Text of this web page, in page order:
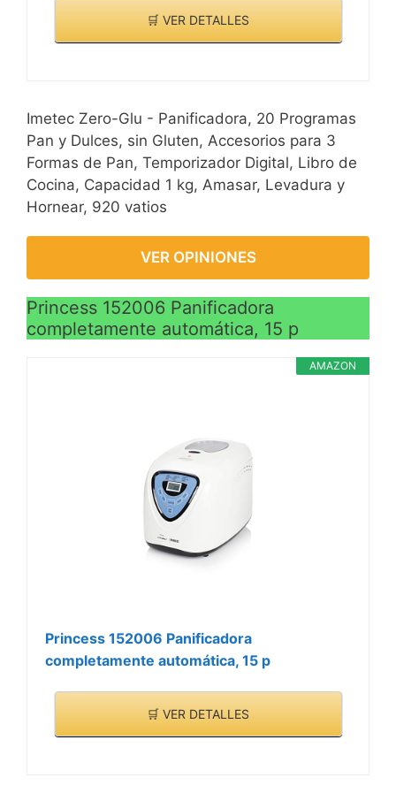
🛒 VER DETALLES
Imetec Zero-Glu - Panificadora, 20 Programas
Pan y Dulces, sin Gluten, Accesorios para 3
Formas de Pan, Temporizador Digital, Libro de
Cocina, Capacidad 1 kg, Amasar, Levadura y
Hornear, 920 vatios
VER OPINIONES
Princess 152006 Panificadora
completamente automática, 15 p
AMAZON
Princess 152006 Panificadora
completamente automática, 15 p
🛒 VER DETALLES